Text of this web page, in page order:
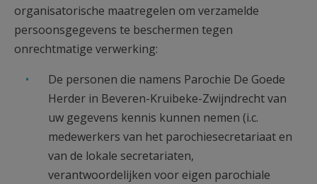
organisatorische maatregelen om verzamelde
persoonsgegevens te beschermen tegen
onrechtmatige verwerking:
De personen die namens Parochie De Goede
Herder in Beveren-Kruibeke-Zwijndrecht van
uw gegevens kennis kunnen nemen (i.c.
medewerkers van het parochiesecretariaat en
van de lokale secretariaten,
verantwoordelijken voor eigen parochiale